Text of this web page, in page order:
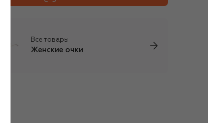
Все товары
Женские очки